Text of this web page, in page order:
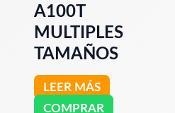
A100T
MULTIPLES
TAMAÑOS
LEER MÁS
COMPRAR